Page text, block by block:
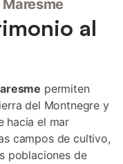
al
permiten
del Montnegre y
hacia el mar
campos de cultivo,
poblaciones de